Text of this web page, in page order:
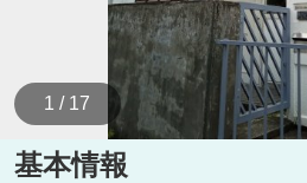
1 / 17
基本情報